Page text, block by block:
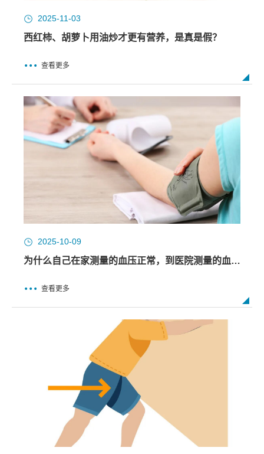
2025-11-03
西红柿、胡萝卜用油炒才更有营养，是真是假？
查看更多
2025-10-09
为什么自己在家测量的血压正常，到医院测量的血压就高？
查看更多